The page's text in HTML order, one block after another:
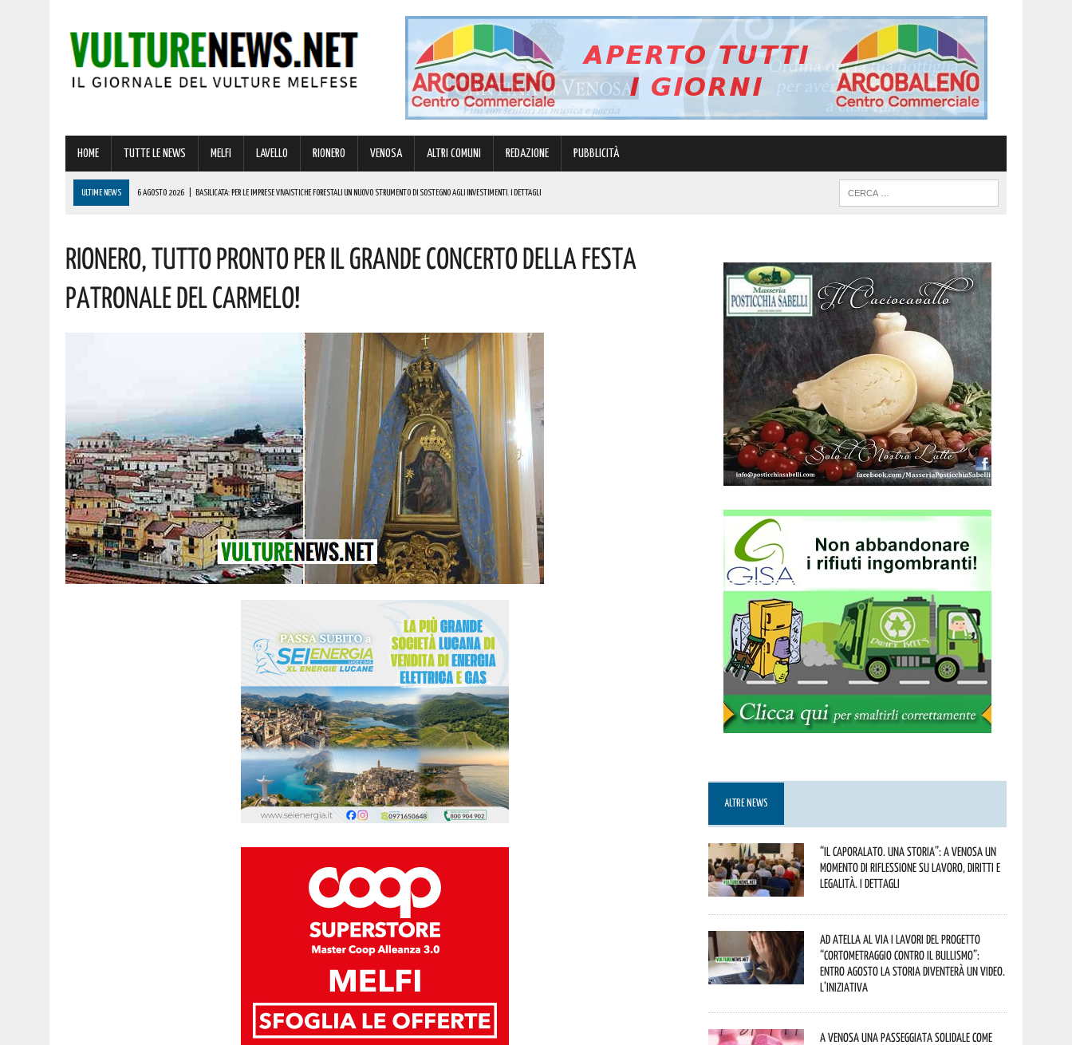
HOME TUTTE LE NEWS MELFI LAVELLO RIONERO VENOSA ALTRI COMUNI REDAZIONE PUBBLICITÀ
ULTIME NEWS 6 AGOSTO 2026 BASILICATA: PER LE IMPRESE VIVAISTICHE FORESTALI UN NUOVO STRUMENTO DI SOSTEGNO AGLI INVESTIMENTI. I DETTAGLI
6 AGOSTO 2026 | LUCE E GAS, PREZZI IN AUMENTO A LUGLIO: ECCO L’IMPATTO SULLE BOLLETTE E I COSTI ATTESI
6 AGOSTO 2026 | BARILE ENTRA NEL VIVO DELL’ESTATE: ECCO IL RICCO PROGRAMMA DI EVENTI PER GRANDI E PICCINI
Rionero, Tutto Pronto Per Il Grande Concerto Della Festa
Patronale Del Carmelo!
ALTRE NEWS
“Il caporalato. Una storia”: a Venosa un
momento di riflessione su lavoro, diritti e
legalità. I dettagli
Ad Atella al via i lavori del progetto
“Cortometraggio contro il bullismo”:
entro agosto la storia diventerà un video.
L’iniziativa
A Venosa una passeggiata solidale come